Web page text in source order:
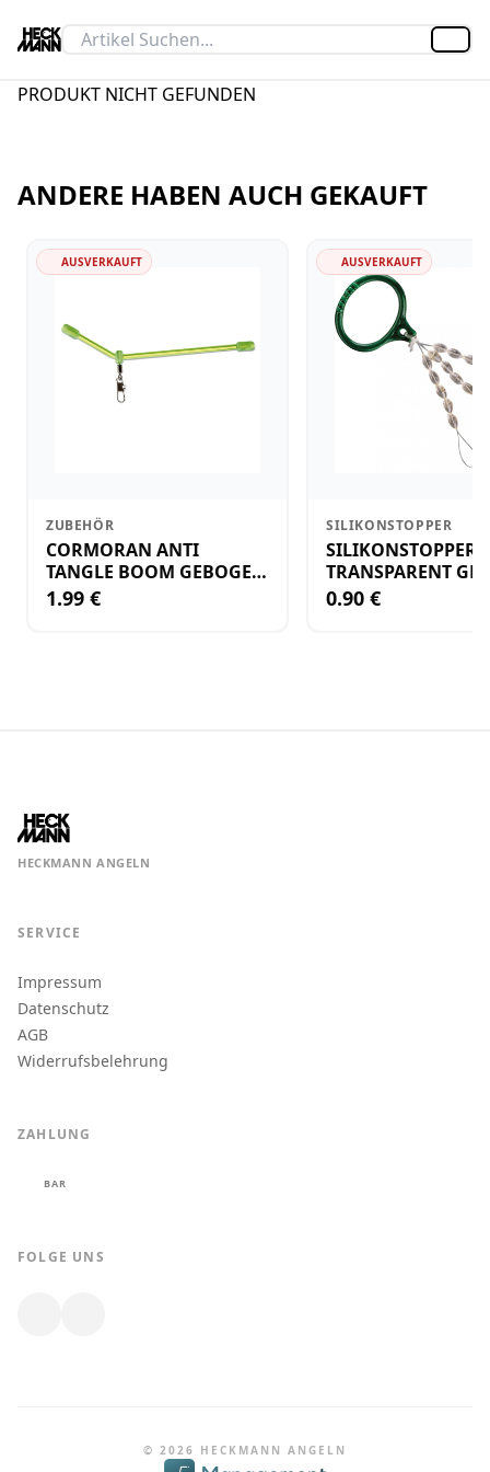
PRODUKT NICHT GEFUNDEN
ANDERE HABEN AUCH GEKAUFT
AUSVERKAUFT
ZUBEHÖR
CORMORAN ANTI
TANGLE BOOM GEBOGEN
12CM M.WIRBEL(PLASTIK)
1.99 €
AUSVERKAUFT
SILIKONSTOPPER
SILIKONSTOPPER
TRANSPARENT
KLEIN
0.90 €
HECKMANN ANGELN
SERVICE
Impressum
Datenschutz
AGB
Widerrufsbelehrung
ZAHLUNG
BAR
FOLGE UNS
© 2026 HECKMANN ANGELN